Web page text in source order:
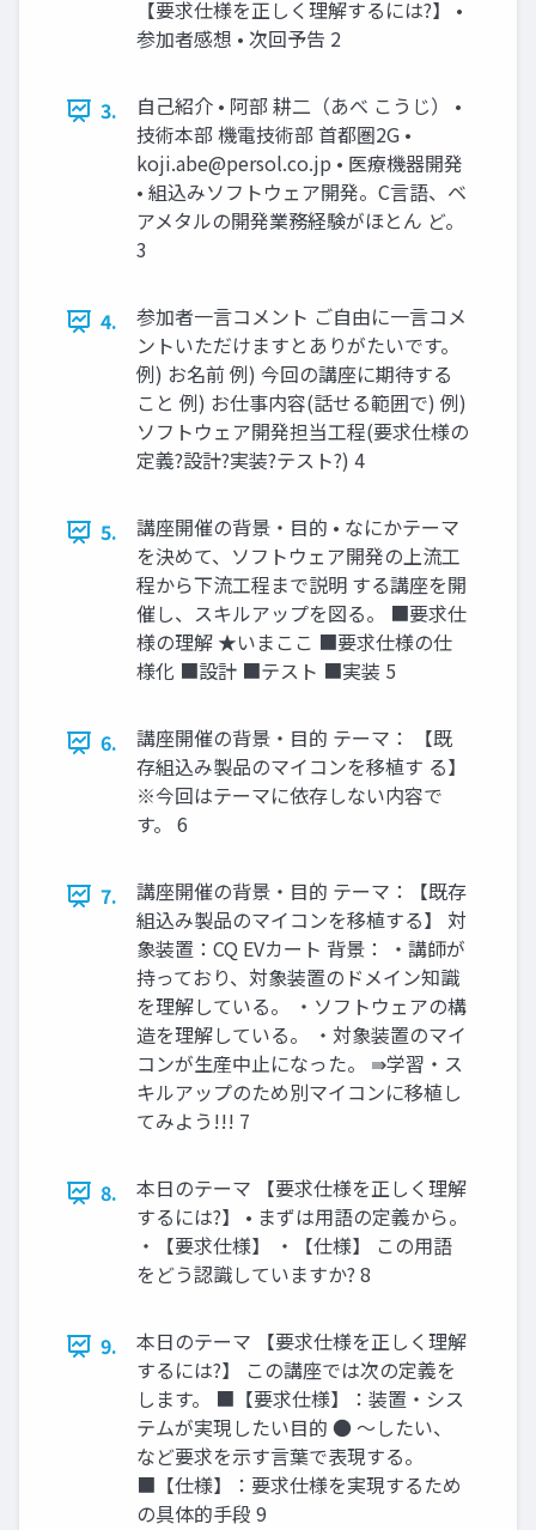
【要求仕様を正しく理解するには?】 •
参加者感想 • 次回予告 2
3.
自己紹介 • 阿部 耕二（あべ こうじ） •
技術本部 機電技術部 首都圏2G •
koji.abe@persol.co.jp • 医療機器開発
• 組込みソフトウェア開発。C言語、ベ
アメタルの開発業務経験がほとん ど。
3
4.
参加者一言コメント ご自由に一言コメ
ントいただけますとありがたいです。
例) お名前 例) 今回の講座に期待する
こと 例) お仕事内容(話せる範囲で) 例)
ソフトウェア開発担当工程(要求仕様の
定義?設計?実装?テスト?) 4
5.
講座開催の背景・目的 • なにかテーマ
を決めて、ソフトウェア開発の上流工
程から下流工程まで説明 する講座を開
催し、スキルアップを図る。 ■要求仕
様の理解 ★いまここ ■要求仕様の仕
様化 ■設計 ■テスト ■実装 5
6.
講座開催の背景・目的 テーマ： 【既
存組込み製品のマイコンを移植す る】
※今回はテーマに依存しない内容で
す。 6
7.
講座開催の背景・目的 テーマ：【既存
組込み製品のマイコンを移植する】 対
象装置：CQ EVカート 背景： ・講師が
持っており、対象装置のドメイン知識
を理解している。 ・ソフトウェアの構
造を理解している。 ・対象装置のマイ
コンが生産中止になった。 ⇛学習・ス
キルアップのため別マイコンに移植し
てみよう!!! 7
8.
本日のテーマ 【要求仕様を正しく理解
するには?】 • まずは用語の定義から。
・【要求仕様】 ・【仕様】 この用語
をどう認識していますか? 8
9.
本日のテーマ 【要求仕様を正しく理解
するには?】 この講座では次の定義を
します。 ■【要求仕様】：装置・シス
テムが実現したい目的 ● 〜したい、
など要求を示す言葉で表現する。
■【仕様】：要求仕様を実現するため
の具体的手段 9